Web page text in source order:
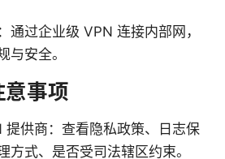
通过企业级 VPN 连接内部网，
与安全。
意事项
提供商：查看隐私政策、日志保
方式、是否受司法辖区约束。